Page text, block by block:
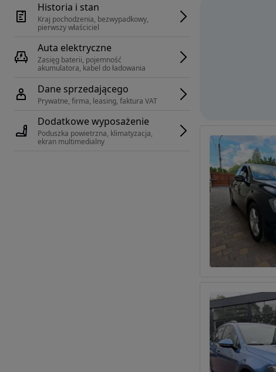
Historia i stan
Kraj pochodzenia, bezwypadkowy,
pierwszy właściciel
Auta elektryczne
Zasięg baterii, pojemność
akumulatora, kabel do ładowania
Dane sprzedającego
Prywatne, firma, leasing, faktura VAT
Dodatkowe wyposażenie
Poduszka powietrzna, klimatyzacja,
ekran multimedialny